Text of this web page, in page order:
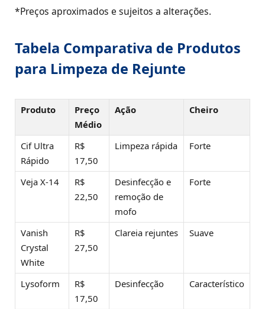
*Preços aproximados e sujeitos a alterações.
Tabela Comparativa de Produtos
para Limpeza de Rejunte
Produto
Preço
Médio
Ação Cheiro
Cif Ultra
Rápido
R$
17,50
Limpeza rápida Forte
Veja X-14
R$
22,50
Desinfecção e
remoção de
mofo
Forte
Vanish
Crystal
White
R$
27,50
Clareia rejuntes Suave
Lysoform
R$
17,50
Desinfecção Característico